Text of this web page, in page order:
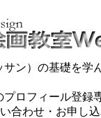
サン）の基礎を
ロフィール登録
合わせ・お申し